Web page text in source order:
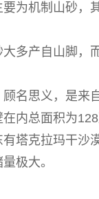
为机制山砂，
大多产自山脚，
顾名思义，是来
在内总面积为
有塔克拉玛干沙
极大。